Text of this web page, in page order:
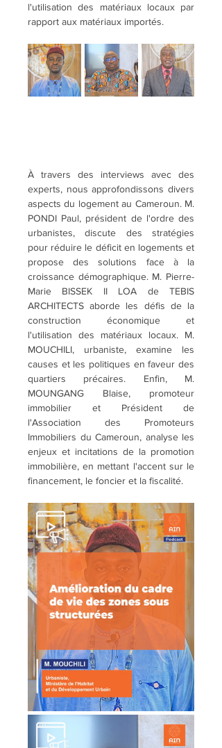
l'utilisation des matériaux locaux par
rapport aux matériaux importés.
À travers des interviews avec des
experts, nous approfondissons divers
aspects du logement au Cameroun. M.
PONDI Paul, président de l'ordre des
urbanistes, discute des stratégies
pour réduire le déficit en logements et
propose des solutions face à la
croissance démographique. M. Pierre-
Marie BISSEK II LOA de TEBIS
ARCHITECTS aborde les défis de la
construction économique et
l'utilisation des matériaux locaux. M.
MOUCHILI, urbaniste, examine les
causes et les politiques en faveur des
quartiers précaires. Enfin, M.
MOUNGANG Blaise, promoteur
immobilier et Président de
l'Association des Promoteurs
Immobiliers du Cameroun, analyse les
enjeux et incitations de la promotion
immobilière, en mettant l'accent sur le
financement, le foncier et la fiscalité.